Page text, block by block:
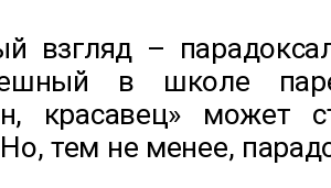
взгляд –
в школе
красавец» может
тем не менее,